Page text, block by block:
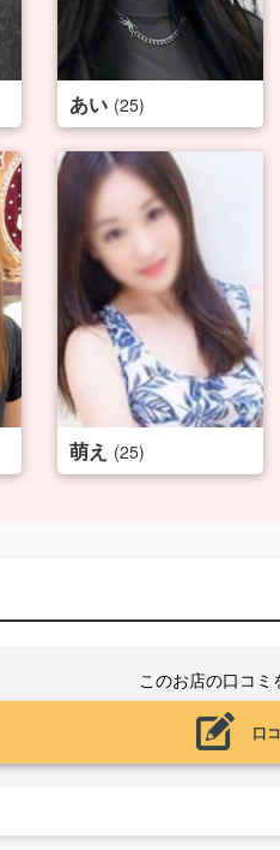
あい (25)
萌え (25)
このお店の口コミ
口